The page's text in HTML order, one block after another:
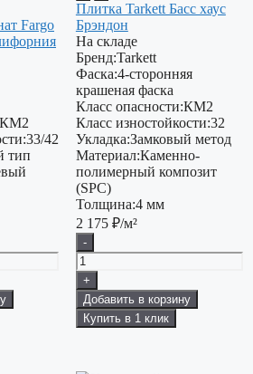
Fargo
КМ2
33/42
тип
Плитка Tarkett Басс хаус
Брэндон
На складе
Бренд:Tarkett
Фаска:4-сторонняя
крашеная фаска
Класс опасности:КМ2
Класс изностойкости:32
Укладка:Замковый метод
Материал:Каменно-
полимерный композит
(SPC)
Толщина:4 мм
2 175 ₽/м²
-
+
Добавить в корзину
Купить в 1 клик